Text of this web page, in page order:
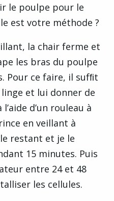
le poulpe pour le
est votre méthode ?
la chair ferme et
les bras du poulpe
Pour ce faire, il sufﬁt
linge et lui donner de
d’un rouleau à
en veillant à
restant et je le
15 minutes. Puis
entre 24 et 48
les cellules.